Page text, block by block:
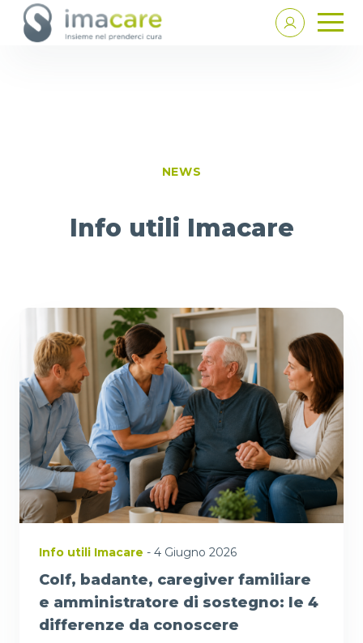
NEWS
Info utili Imacare
Info utili Imacare - 4 Giugno 2026
Colf, badante, caregiver familiare
e amministratore di sostegno: le 4
differenze da conoscere